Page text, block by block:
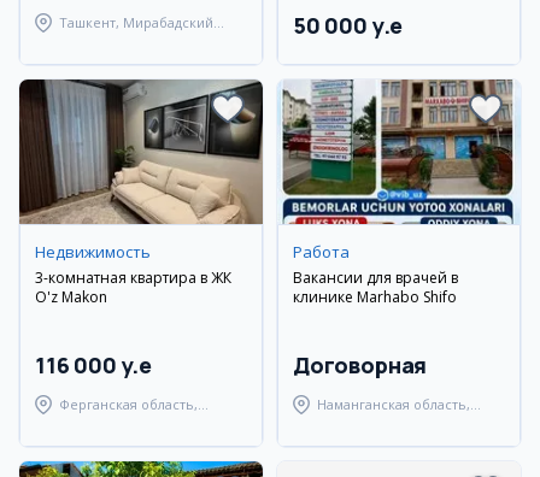
Ташкент, Мирабадский
50 000 y.e
Недвижимость
3-комнатная квартира в ЖК
O'z Makon
116 000 y.e
Ферганская область,
Работа
Вакансии для врачей в
клинике Marhabo Shifo
Договорная
Наманганская область,